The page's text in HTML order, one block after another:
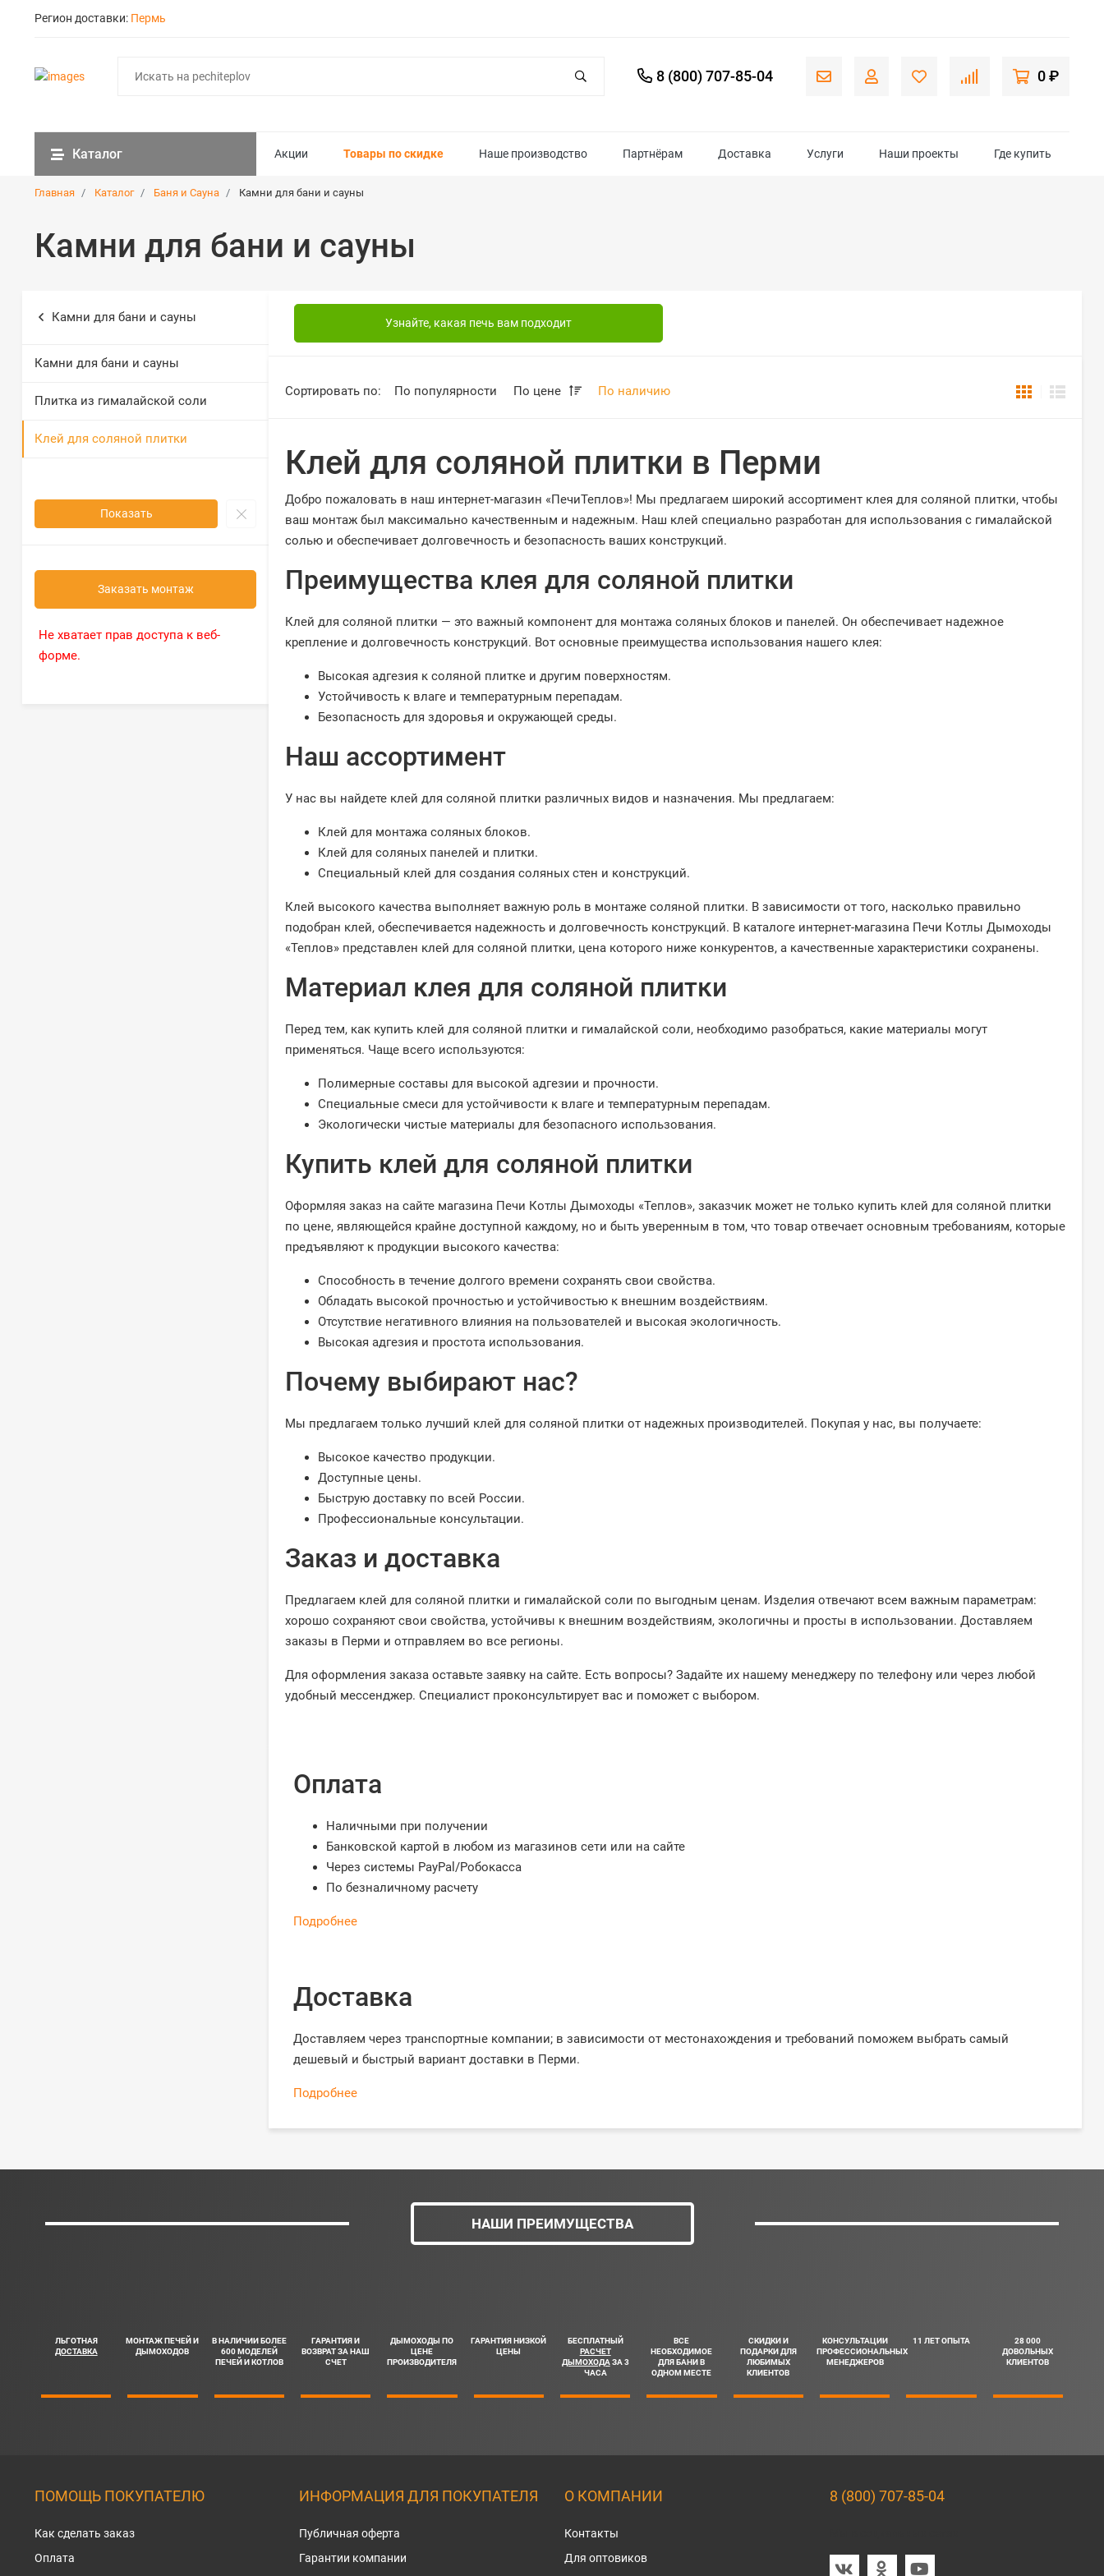
Регион доставки: Пермь
8 (800) 707-85-04 0 ₽
Каталог Акции Товары по скидке Наше производство Партнёрам Доставка Услуги Наши проекты Где купить
Главная Каталог Баня и Сауна Камни для бани и сауны
Камни для бани и сауны
Камни для бани и сауны
Камни для бани и сауны
Плитка из гималайской соли
Клей для соляной плитки
Показать
Заказать монтаж
Не хватает прав доступа к веб-
форме.
Узнайте, какая печь вам подходит
Сортировать по: По популярности По цене По наличию
Клей для соляной плитки в Перми
Добро пожаловать в наш интернет-магазин «ПечиТеплов»! Мы предлагаем широкий ассортимент клея для соляной плитки, чтобы
ваш монтаж был максимально качественным и надежным. Наш клей специально разработан для использования с гималайской
солью и обеспечивает долговечность и безопасность ваших конструкций.
Преимущества клея для соляной плитки
Клей для соляной плитки — это важный компонент для монтажа соляных блоков и панелей. Он обеспечивает надежное
крепление и долговечность конструкций. Вот основные преимущества использования нашего клея:
Высокая адгезия к соляной плитке и другим поверхностям.
Устойчивость к влаге и температурным перепадам.
Безопасность для здоровья и окружающей среды.
Наш ассортимент
У нас вы найдете клей для соляной плитки различных видов и назначения. Мы предлагаем:
Клей для монтажа соляных блоков.
Клей для соляных панелей и плитки.
Специальный клей для создания соляных стен и конструкций.
Клей высокого качества выполняет важную роль в монтаже соляной плитки. В зависимости от того, насколько правильно
подобран клей, обеспечивается надежность и долговечность конструкций. В каталоге интернет-магазина Печи Котлы Дымоходы
«Теплов» представлен клей для соляной плитки, цена которого ниже конкурентов, а качественные характеристики сохранены.
Материал клея для соляной плитки
Перед тем, как купить клей для соляной плитки и гималайской соли, необходимо разобраться, какие материалы могут
применяться. Чаще всего используются:
Полимерные составы для высокой адгезии и прочности.
Специальные смеси для устойчивости к влаге и температурным перепадам.
Экологически чистые материалы для безопасного использования.
Купить клей для соляной плитки
Оформляя заказ на сайте магазина Печи Котлы Дымоходы «Теплов», заказчик может не только купить клей для соляной плитки
по цене, являющейся крайне доступной каждому, но и быть уверенным в том, что товар отвечает основным требованиям, которые
предъявляют к продукции высокого качества:
Способность в течение долгого времени сохранять свои свойства.
Обладать высокой прочностью и устойчивостью к внешним воздействиям.
Отсутствие негативного влияния на пользователей и высокая экологичность.
Высокая адгезия и простота использования.
Почему выбирают нас?
Мы предлагаем только лучший клей для соляной плитки от надежных производителей. Покупая у нас, вы получаете:
Высокое качество продукции.
Доступные цены.
Быструю доставку по всей России.
Профессиональные консультации.
Заказ и доставка
Предлагаем клей для соляной плитки и гималайской соли по выгодным ценам. Изделия отвечают всем важным параметрам:
хорошо сохраняют свои свойства, устойчивы к внешним воздействиям, экологичны и просты в использовании. Доставляем
заказы в Перми и отправляем во все регионы.
Для оформления заказа оставьте заявку на сайте. Есть вопросы? Задайте их нашему менеджеру по телефону или через любой
удобный мессенджер. Специалист проконсультирует вас и поможет с выбором.
Оплата
Наличными при получении
Банковской картой в любом из магазинов сети или на сайте
Через системы PayPal/Робокасса
По безналичному расчету
Подробнее
Доставка
Доставляем через транспортные компании; в зависимости от местонахождения и требований поможем выбрать самый
дешевый и быстрый вариант доставки в Перми.
Подробнее
НАШИ ПРЕИМУЩЕСТВА
ЛЬГОТНАЯ
ДОСТАВКА
МОНТАЖ ПЕЧЕЙ И
ДЫМОХОДОВ
В НАЛИЧИИ БОЛЕЕ
600 МОДЕЛЕЙ
ПЕЧЕЙ И КОТЛОВ
ГАРАНТИЯ И
ВОЗВРАТ ЗА НАШ
СЧЕТ
ДЫМОХОДЫ ПО
ЦЕНЕ
ПРОИЗВОДИТЕЛЯ
ГАРАНТИЯ НИЗКОЙ
ЦЕНЫ
БЕСПЛАТНЫЙ
РАСЧЕТ
ДЫМОХОДАЗА 3
ЧАСА
ВСЕ
НЕОБХОДИМОЕ
ДЛЯ БАНИ В
ОДНОМ МЕСТЕ
СКИДКИ И
ПОДАРКИ ДЛЯ
ЛЮБИМЫХ
КЛИЕНТОВ
КОНСУЛЬТАЦИИ
ПРОФЕССИОНАЛЬНЫХ
МЕНЕДЖЕРОВ
11 ЛЕТ ОПЫТА
28 000
ДОВОЛЬНЫХ
КЛИЕНТОВ
ПОМОЩЬ ПОКУПАТЕЛЮ
Как сделать заказ
Оплата
ИНФОРМАЦИЯ ДЛЯ ПОКУПАТЕЛЯ
Публичная оферта
Гарантии компании
О КОМПАНИИ
Контакты
Для оптовиков
8 (800) 707-85-04